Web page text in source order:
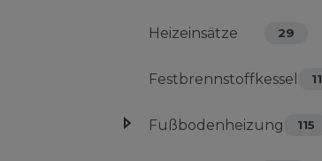
Heizeinsätze 29
Festbrennstoffkessel 11
Fußbodenheizung 115